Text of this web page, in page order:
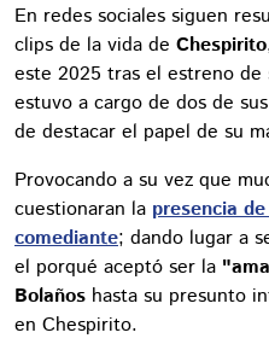
En redes sociales siguen
clips de la vida de Chespirito
este 2025 tras el estreno de
estuvo a cargo de dos de
de destacar el papel de su
Provocando a su vez que
cuestionaran la presencia
comediante; dando lugar a
el porqué aceptó ser la
Bolaños hasta su presunto
en Chespirito.